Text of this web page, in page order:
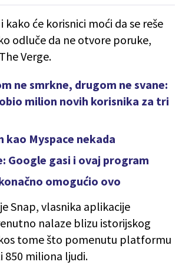
kako će korisnici moći da se reše
odluče da ne otvore poruke,
Verge.
ne smrkne, drugom ne svane:
milion novih korisnika za tri
kao Myspace nekada
Google gasi i ovaj program
omogućio ovo
Snap, vlasnika aplikacije
nalaze blizu istorijskog
tome što pomenutu platformu
850 miliona ljudi.